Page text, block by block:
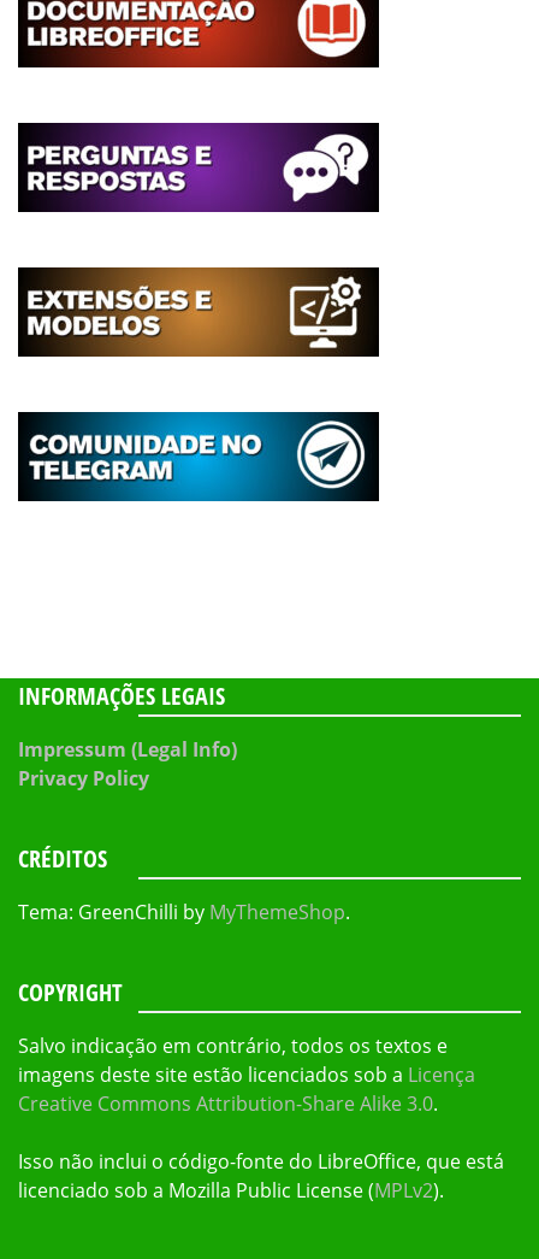
INFORMAÇÕES LEGAIS
Impressum (Legal Info)
Privacy Policy
CRÉDITOS
Tema: GreenChilli by MyThemeShop.
COPYRIGHT
Salvo indicação em contrário, todos os textos e
imagens deste site estão licenciados sob a Licença
Creative Commons Attribution-Share Alike 3.0.
Isso não inclui o código-fonte do LibreOffice, que está
licenciado sob a Mozilla Public License (MPLv2).